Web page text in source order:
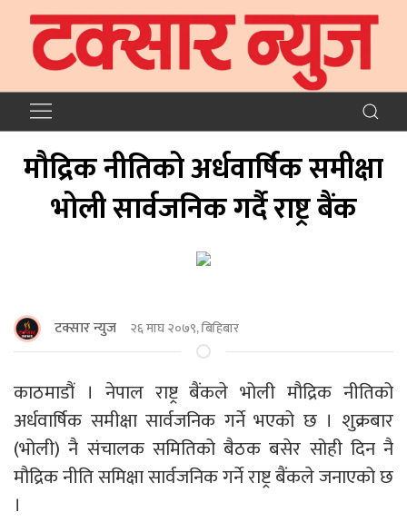
मौद्रिक नीतिको अर्धवार्षिक समीक्षा
भोली सार्वजनिक गर्दै राष्ट्र बैंक
टक्सार न्युज २६ माघ २०७९, बिहिबार
काठमाडौं । नेपाल राष्ट्र बैंकले भोली मौद्रिक नीतिको
अर्धवार्षिक समीक्षा सार्वजनिक गर्ने भएको छ । शुक्रबार
(भोली) नै संचालक समितिको बैठक बसेर सोही दिन नै
मौद्रिक नीति समिक्षा सार्वजनिक गर्ने राष्ट्र बैंकले जनाएको छ
।